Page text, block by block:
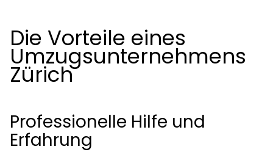
Die Vorteile eines
Umzugsunternehmens
Zürich
Professionelle Hilfe und
Erfahrung